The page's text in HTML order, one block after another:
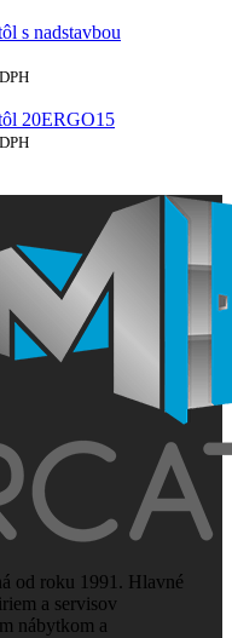
s nadstavbou
20ERGO15
od roku 1991. Hlavné
a servisov
nábytkom a